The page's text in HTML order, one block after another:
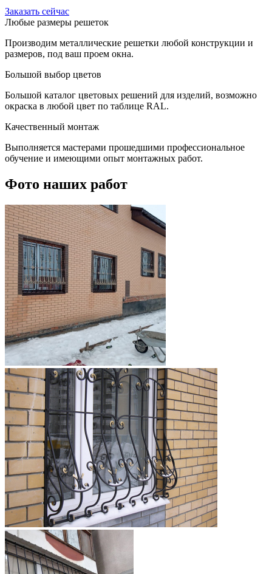
Заказать сейчас
Любые размеры решеток
Производим металлические решетки любой конструкции и
размеров, под ваш проем окна.
Большой выбор цветов
Большой каталог цветовых решений для изделий, возможно
окраска в любой цвет по таблице RAL.
Качественный монтаж
Выполняется мастерами прошедшими профессиональное
обучение и имеющими опыт монтажных работ.
Фото наших работ